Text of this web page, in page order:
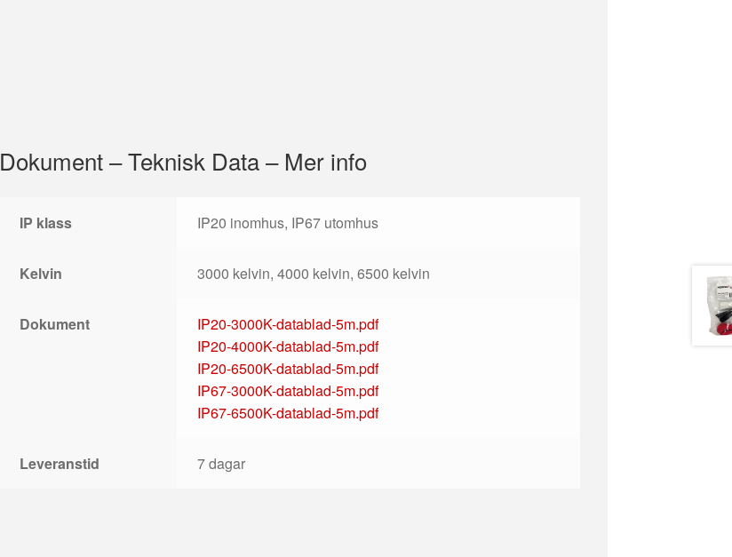
Dokument – Teknisk Data – Mer info
IP klass IP20 inomhus, IP67 utomhus
Kelvin 3000 kelvin, 4000 kelvin, 6500 kelvin
Dokument
IP20-3000K-datablad-5m.pdf
IP20-4000K-datablad-5m.pdf
IP20-6500K-datablad-5m.pdf
IP67-3000K-datablad-5m.pdf
IP67-6500K-datablad-5m.pdf
Leveranstid 7 dagar